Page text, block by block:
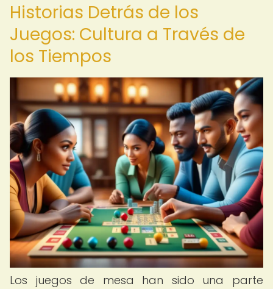
Historias Detrás de los
Juegos: Cultura a Través de
los Tiempos
Los juegos de mesa han sido una parte